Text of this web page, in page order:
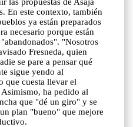
En este contexto, también
ya están preparados
necesario porque están
"Nosotros
Fresneda, quien
se pare a pensar qué
sigue yendo al
que cuesta llevar el
ha pedido al
que "dé un giro" y se
plan "bueno" que mejore